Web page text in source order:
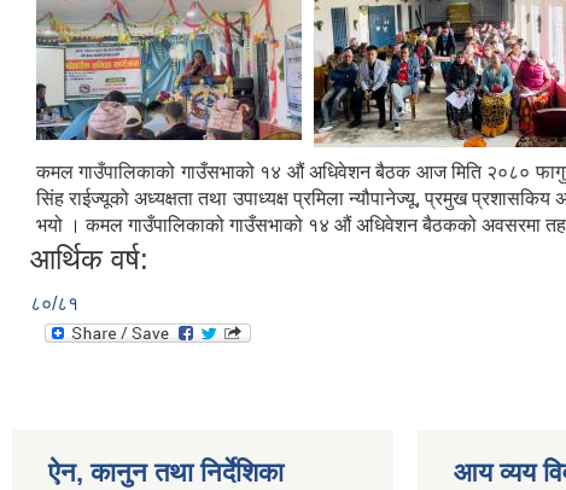
कमल गाउँपालिकाको गाउँसभाको १४ औं अधिवेशन बैठक आज मिति २०८० फागुन
सिंह राईज्यूको अध्यक्षता तथा उपाध्यक्ष प्रमिला न्यौपानेज्यू, प्रमुख
भयो । कमल गाउँपालिकाको गाउँसभाको १४ औं अधिवेशन बैठकको अवसरमा तह
आर्थिक वर्ष:
८०/८१
ऐन, कानुन तथा निर्देशिका आय व्यय